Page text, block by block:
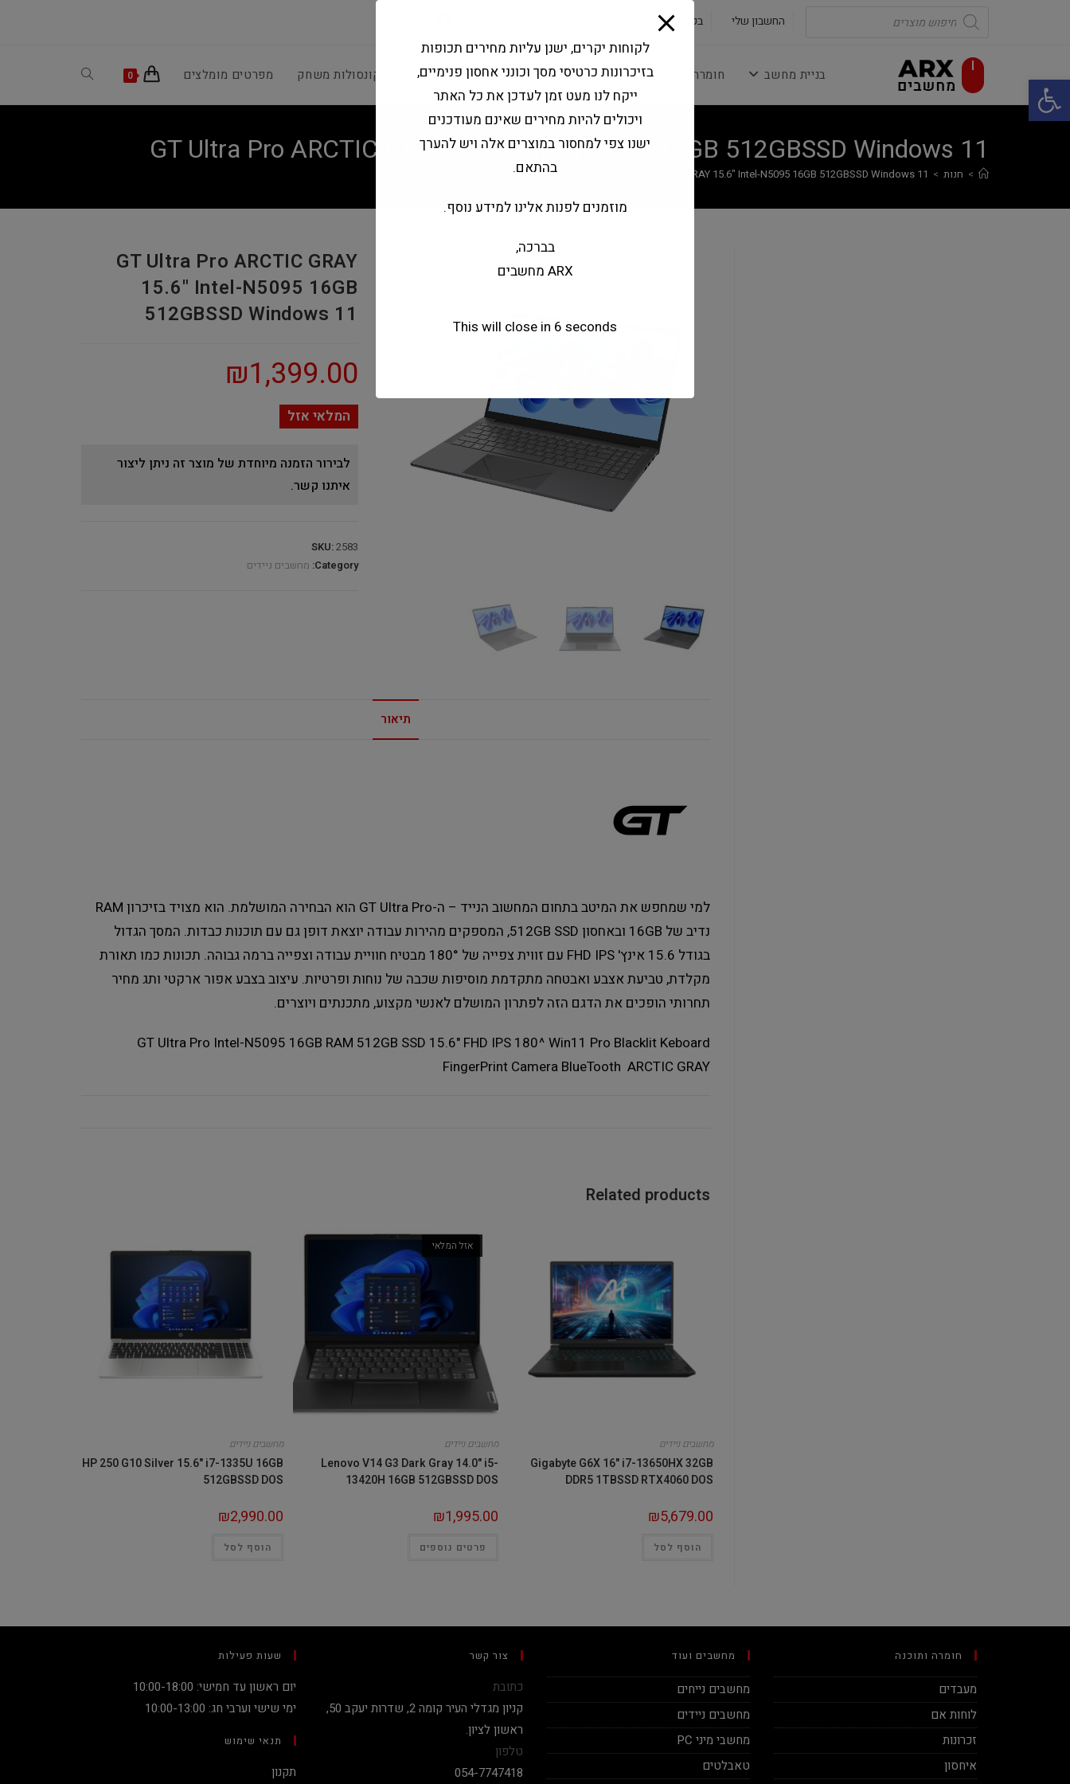
פתח סרגל נגישות
Products
search החשבון שלי בקשה להצעה
בניית מחשב חומרה ותוכנה ציוד היקפי מחשבים וטאבלטים קונסולות משחק מפרטים מומלצים 0
Toggle
GT Ultra Pro ARCTIC GRAY 15.6" Intel-N5095 16GB 512GBSSD Windows 11
> חנות >
GT Ultra Pro ARCTIC GRAY 15.6" Intel-N5095 16GB 512GBSSD Windows 11
GT Ultra Pro ARCTIC GRAY
15.6" Intel-N5095 16GB
512GBSSD Windows 11
₪1,399.00
המלאי אזל
לבירור הזמנה מיוחדת של מוצר זה ניתן ליצור
איתנו קשר.
SKU:2583
Category: מחשבים ניידים
תיאור
למי שמחפש את המיטב בתחום המחשוב הנייד – ה-GT Ultra Pro הוא הבחירה המושלמת. הוא מצויד בזיכרון RAM
נדיב של 16GB ובאחסון 512GB SSD, המספקים מהירות עבודה יוצאת דופן גם עם תוכנות כבדות. המסך הגדול
בגודל 15.6 אינץ' FHD IPS עם זווית צפייה של 180° מבטיח חוויית עבודה וצפייה ברמה גבוהה. תכונות כמו תאורת
מקלדת, טביעת אצבע ואבטחה מתקדמת מוסיפות שכבה של נוחות ופרטיות. עיצוב בצבע אפור ארקטי ותג מחיר
תחרותי הופכים את הדגם הזה לפתרון המושלם לאנשי מקצוע, מתכנתים ויוצרים.
GT Ultra Pro Intel-N5095 16GB RAM 512GB SSD 15.6" FHD IPS 180^ Win11 Pro Blacklit Keboard
FingerPrint Camera BlueTooth ARCTIC GRAY
Related products
מחשבים ניידים
Gigabyte G6X 16" i7-13650HX 32GB
DDR5 1TBSSD RTX4060 DOS
₪5,679.00
הוסף לסל
אזל המלאי
מחשבים ניידים
Lenovo V14 G3 Dark Gray 14.0" i5-
13420H 16GB 512GBSSD DOS
₪1,995.00
פרטים נוספים
מחשבים ניידים
HP 250 G10 Silver 15.6" i7-1335U 16GB
512GBSSD DOS
₪2,990.00
הוסף לסל
חומרה ותוכנה
מעבדים
לוחות אם
זכרונות
איחסון
מחשבים ועוד
מחשבים נייחים
מחשבים ניידים
מחשבי מיני PC
טאבלטים
צור קשר
כתובת
קניון מגדלי העיר קומה 2, שדרות יעקב 50,
ראשון לציון.
טלפון
054-7747418
שעות פעילות
יום ראשון עד חמישי: 10:00-18:00
ימי שישי וערבי חג: 10:00-13:00
תנאי שימוש
תקנון
לקוחות יקרים, ישנן עליות מחירים תכופות
בזיכרונות כרטיסי מסך וכונני אחסון פנימיים,
ייקח לנו מעט זמן לעדכן את כל האתר
ויכולים להיות מחירים שאינם מעודכנים
ישנו צפי למחסור במוצרים אלה ויש להערך
בהתאם.
מוזמנים לפנות אלינו למידע נוסף.
בברכה,
ARX מחשבים
This will close in 5 seconds